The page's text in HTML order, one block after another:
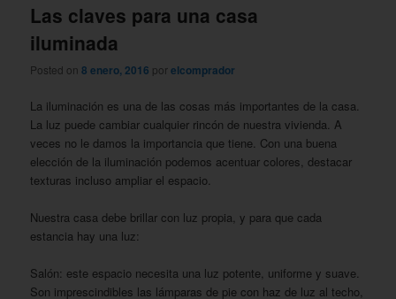
Las claves para una casa
iluminada
Posted on8 enero, 2016 porelcomprador
La iluminación es una de las cosas más importantes de la casa.
La luz puede cambiar cualquier rincón de nuestra vivienda. A
veces no le damos la importancia que tiene. Con una buena
elección de la iluminación podemos acentuar colores, destacar
texturas incluso ampliar el espacio.
Nuestra casa debe brillar con luz propia, y para que cada
estancia hay una luz:
Salón: este espacio necesita una luz potente, uniforme y suave.
Son imprescindibles las lámparas de pie con haz de luz al techo,